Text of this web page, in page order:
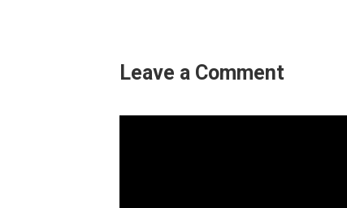
Leave a Comment